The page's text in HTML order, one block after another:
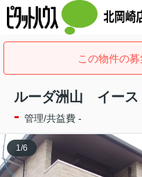
この物件の募
ルーダ洲山 イース
- 管理/共益費 -
1/6